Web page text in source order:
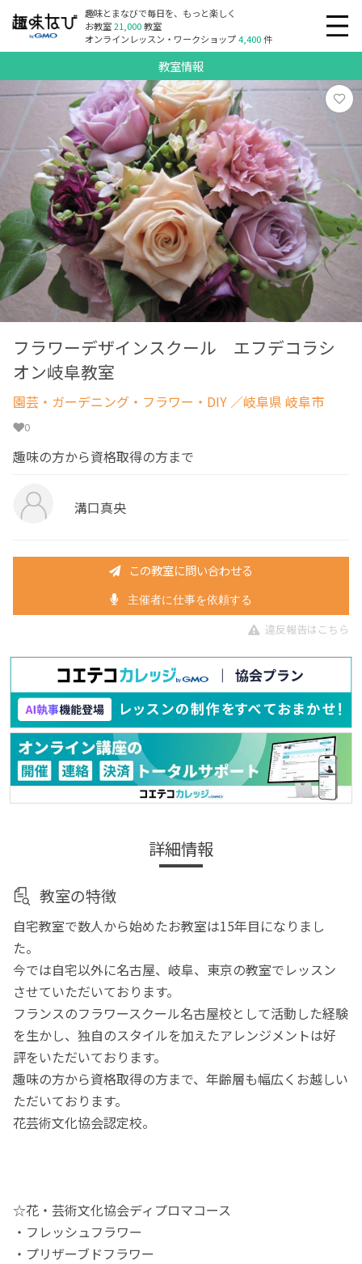
趣味とまなびで毎日を、もっと楽しく
お教室21,000教室
オンラインレッスン・ワークショップ4,400件
教室情報
フラワーデザインスクール エフデコラシ
オン岐阜教室
園芸・ガーデニング・フラワー・DIY ／岐阜県 岐阜市
0
趣味の方から資格取得の方まで
溝口真央
この教室に問い合わせる
主催者に仕事を依頼する
違反報告はこちら
詳細情報
教室の特徴
自宅教室で数人から始めたお教室は15年目になりまし
た。
今では自宅以外に名古屋、岐阜、東京の教室でレッスン
させていただいております。
フランスのフラワースクール名古屋校として活動した経験
を生かし、独自のスタイルを加えたアレンジメントは好
評をいただいております。
趣味の方から資格取得の方まで、年齢層も幅広くお越しい
ただいております。
花芸術文化協会認定校。
☆花・芸術文化協会ディプロマコース
・フレッシュフラワー
・プリザーブドフラワー